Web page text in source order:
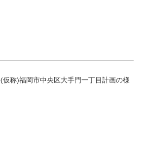
称)福岡市中央区大手門一丁目計画の様